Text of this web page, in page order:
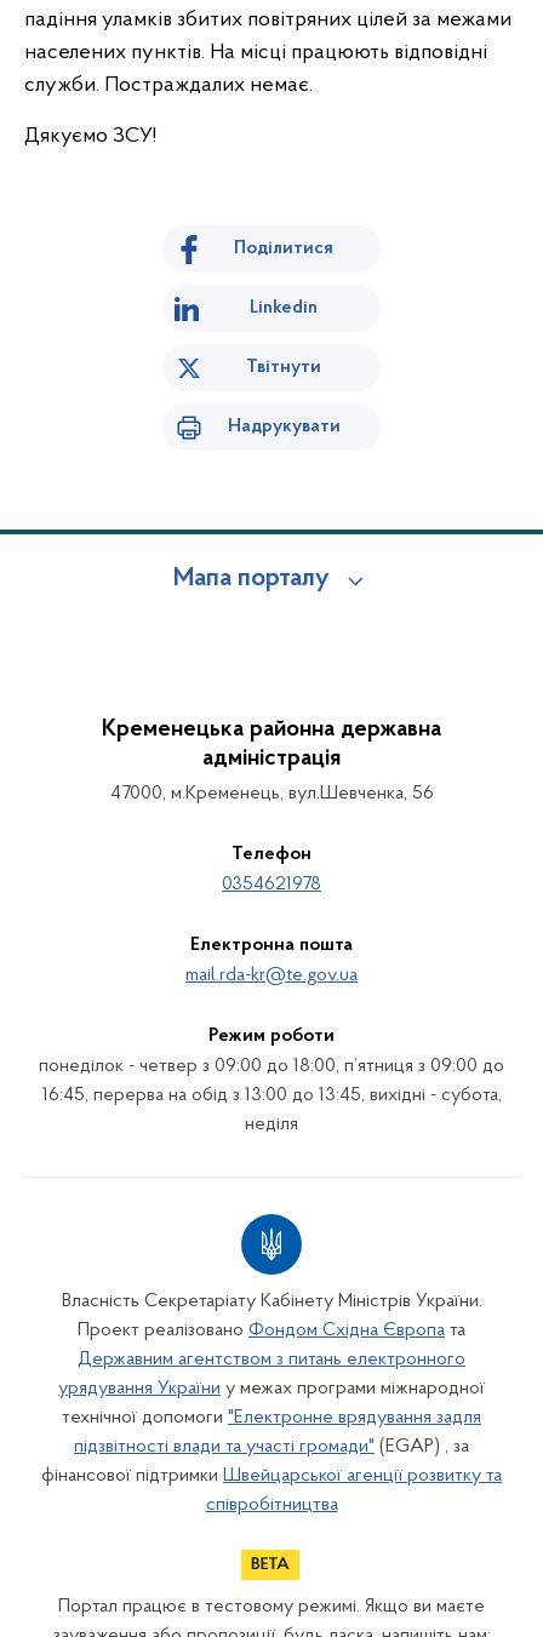
падіння уламків збитих повітряних цілей за межами
населених пунктів. На місці працюють відповідні
служби. Постраждалих немає.
Дякуємо ЗСУ!
Поділитися
Linkedin
Твітнути
Надрукувати
Мапа порталу
Кременецька районна державна
адміністрація
47000, м.Кременець, вул.Шевченка, 56
Телефон
0354621978
Електронна пошта
mail.rda-kr@te.gov.ua
Режим роботи
понеділок - четвер з 09:00 до 18:00, п’ятниця з 09:00 до
16:45, перерва на обід з 13:00 до 13:45, вихідні - субота,
неділя
Власність Секретаріату Кабінету Міністрів України.
Проект реалізовано Фондом Східна Європа та
Державним агентством з питань електронного
урядування України у межах програми міжнародної
технічної допомоги "Електронне врядування задля
підзвітності влади та участі громади" (EGAP) , за
фінансової підтримки Швейцарської агенції розвитку та
співробітництва
Портал працює в тестовому режимі. Якщо ви маєте